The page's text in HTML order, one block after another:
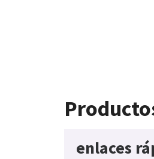
enlaces